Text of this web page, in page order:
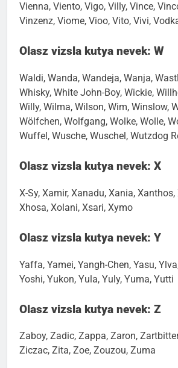
Vienna, Viento, Vigo, Villy, Vince,
Vinzenz, Viome, Vioo, Vito, Vivi,
Olasz vizsla kutya nevek: W
Waldi, Wanda, Wandeja, Wanja,
Whisky, White John-Boy, Wickie,
Willy, Wilma, Wilson, Wim, Winslow,
Wölfchen, Wolfgang, Wolke, Wolle,
Wuffel, Wusche, Wuschel, Wutzdog
Olasz vizsla kutya nevek: X
X-Sy, Xamir, Xanadu, Xania,
Xhosa, Xolani, Xsari, Xymo
Olasz vizsla kutya nevek: Y
Yaffa, Yamei, Yangh-Chen, Yasu,
Yoshi, Yukon, Yula, Yuly, Yuma, Yutti
Olasz vizsla kutya nevek: Z
Zaboy, Zadic, Zappa, Zaron,
Ziczac, Zita, Zoe, Zouzou, Zuma